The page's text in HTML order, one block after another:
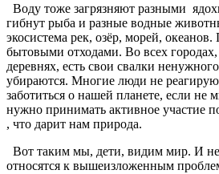
Воду тоже загрязняют разными
гибнут рыба и разные водные
экосистема рек, озёр, морей, океанов.
бытовыми отходами. Во всех
деревнях, есть свои свалки
убираются. Многие люди не
заботиться о нашей планете, если не
нужно принимать активное участие
, что дарит нам природа.
Вот таким мы, дети, видим мир. И
относятся к вышеизложенным